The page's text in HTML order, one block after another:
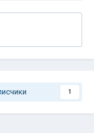
1